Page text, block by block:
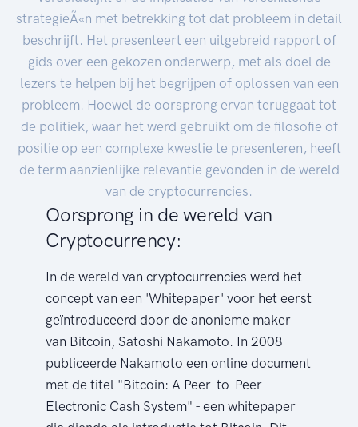
strategieÃ«n met betrekking tot dat probleem in detail
beschrijft. Het presenteert een uitgebreid rapport of
gids over een gekozen onderwerp, met als doel de
lezers te helpen bij het begrijpen of oplossen van een
probleem. Hoewel de oorsprong ervan teruggaat tot
de politiek, waar het werd gebruikt om de filosofie of
positie op een complexe kwestie te presenteren, heeft
de term aanzienlijke relevantie gevonden in de wereld
van de cryptocurrencies.
Oorsprong in de wereld van
Cryptocurrency:
In de wereld van cryptocurrencies werd het
concept van een 'Whitepaper' voor het eerst
geïntroduceerd door de anonieme maker
van Bitcoin, Satoshi Nakamoto. In 2008
publiceerde Nakamoto een online document
met de titel "Bitcoin: A Peer-to-Peer
Electronic Cash System" - een whitepaper